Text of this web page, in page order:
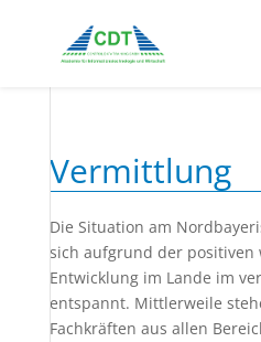
Vermittlung
Die Situation am
sich aufgrund der
Entwicklung im Lande im
entspannt. Mittlerweile
Fachkräften aus allen